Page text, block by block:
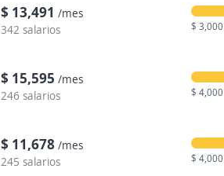
$ 13,491 /mes
342 salarios
$ 3,000
$ 15,595 /mes
246 salarios
$ 4,000
$ 11,678 /mes
245 salarios
$ 4,000